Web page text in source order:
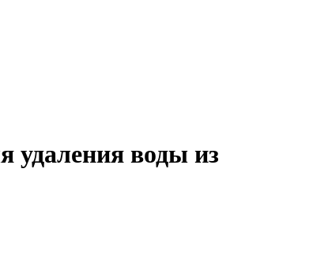
удаления воды из